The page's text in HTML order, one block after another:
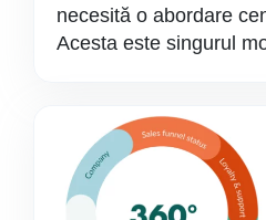
necesită o abordare
Acesta este singurul